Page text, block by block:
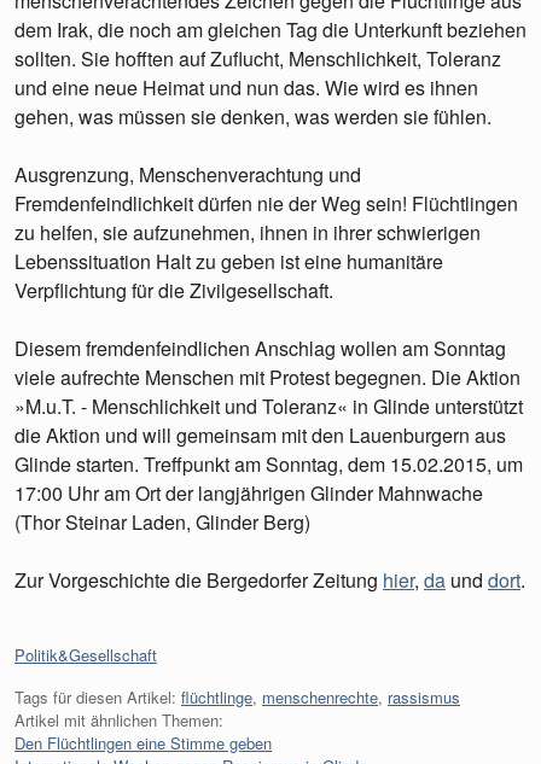
dem Irak, die noch am gleichen Tag die Unterkunft beziehen
sollten. Sie hofften auf Zuflucht, Menschlichkeit, Toleranz
und eine neue Heimat und nun das. Wie wird es ihnen
gehen, was müssen sie denken, was werden sie fühlen.
Ausgrenzung, Menschenverachtung und
Fremdenfeindlichkeit dürfen nie der Weg sein! Flüchtlingen
zu helfen, sie aufzunehmen, ihnen in ihrer schwierigen
Lebenssituation Halt zu geben ist eine humanitäre
Verpflichtung für die Zivilgesellschaft.
Diesem fremdenfeindlichen Anschlag wollen am Sonntag
viele aufrechte Menschen mit Protest begegnen. Die Aktion
»M.u.T. - Menschlichkeit und Toleranz« in Glinde unterstützt
die Aktion und will gemeinsam mit den Lauenburgern aus
Glinde starten. Treffpunkt am Sonntag, dem 15.02.2015, um
17:00 Uhr am Ort der langjährigen Glinder Mahnwache
(Thor Steinar Laden, Glinder Berg)
Zur Vorgeschichte die Bergedorfer Zeitung hier, da und dort.
Kategorien:
Politik&Gesellschaft
Tags für diesen Artikel: flüchtlinge, menschenrechte, rassismus
Artikel mit ähnlichen Themen:
Den Flüchtlingen eine Stimme geben